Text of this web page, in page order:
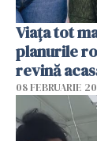
Viața tot
planurile
revină
08 FEBRUARIE